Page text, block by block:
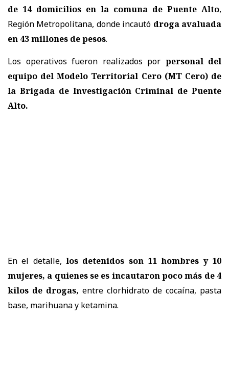
de 14 domicilios en la comuna de Puente Alto,
Región Metropolitana, donde incautó droga avaluada
en 43 millones de pesos.
Los operativos fueron realizados por personal del
equipo del Modelo Territorial Cero (MT Cero) de
la Brigada de Investigación Criminal de Puente
Alto.
En el detalle, los detenidos son 11 hombres y 10
mujeres, a quienes se es incautaron poco más de 4
kilos de drogas, entre clorhidrato de cocaína, pasta
base, marihuana y ketamina.